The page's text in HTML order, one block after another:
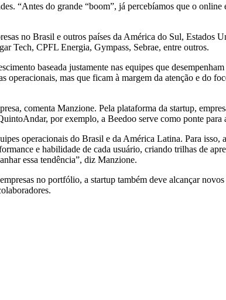
“Antes do grande “boom”, já percebíamos que o
no Brasil e outros países da América do Sul, Estados
Tech, CPFL Energia, Gympass, Sebrae, entre outros.
baseada justamente nas equipes que
operacionais, mas que ficam à margem da atenção e do
comenta Manzione. Pela plataforma da startup,
por exemplo, a Beedoo serve como ponte para
operacionais do Brasil e da América Latina. Para isso,
e habilidade de cada usuário, criando trilhas de
essa tendência”, diz Manzione.
no portfólio, a startup também deve alcançar